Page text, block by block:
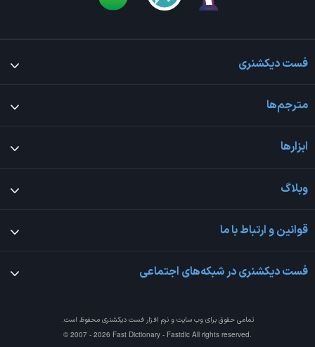
فست دیکشنری
مترجم‌ها
ابزارها
وبلاگ
قوانین و ارتباط با ما
فست دیکشنری در شبکه‌های اجتماعی
تمامی حقوق برای وب سایت و نرم افزارفست دیکشنری محفوظ است.
© 2007 - 2026 Fast Dictionary - Fastdic All rights reserved.